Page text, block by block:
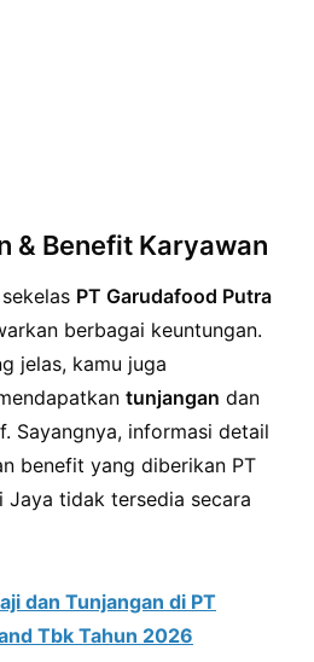
& Benefit Karyawan
PT Garudafood Putra
berbagai keuntungan.
jelas, kamu juga
tunjangan dan
Sayangnya, informasi detail
benefit yang diberikan PT
Jaya tidak tersedia secara
dan Tunjangan di PT
Tbk Tahun 2026